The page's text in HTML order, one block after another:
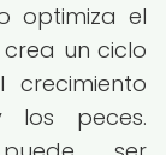
optimiza el
un ciclo
peces.